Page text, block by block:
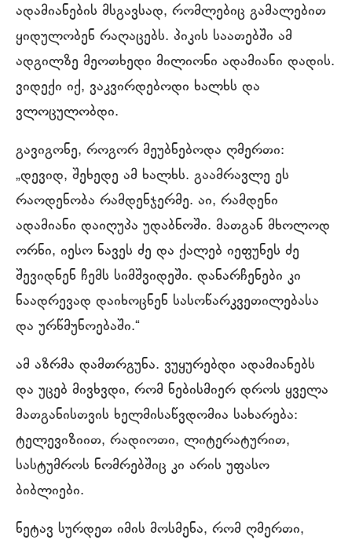
ადამიანების მსგავსად, რომლებიც გამალებით
ყიდულობენ რაღაცებს. პიკის საათებში ამ
ადგილზე მეოთხედი მილიონი ადამიანი დადის.
ვიდექი იქ, ვაკვირდებოდი ხალხს და
ვლოცულობდი.
გავიგონე, როგორ მეუბნებოდა ღმერთი:
„დევიდ, შეხედე ამ ხალხს. გაამრავლე ეს
რაოდენობა რამდენჯერმე. აი, რამდენი
ადამიანი დაიღუპა უდაბნოში. მათგან მხოლოდ
ორნი, იესო ნავეს ძე და ქალებ იეფუნეს ძე
შევიდნენ ჩემს სიმშვიდეში. დანარჩენები კი
ნაადრევად დაიხოცნენ სასოწარკვეთილებასა
და ურწმუნოებაში.“
ამ აზრმა დამთრგუნა. ვუყურებდი ადამიანებს
და უცებ მივხვდი, რომ ნებისმიერ დროს ყველა
მათგანისთვის ხელმისაწვდომია სახარება:
ტელევიზიით, რადიოთი, ლიტერატურით,
სასტუმროს ნომრებშიც კი არის უფასო
ბიბლიები.
ნეტავ სურდეთ იმის მოსმენა, რომ ღმერთი,